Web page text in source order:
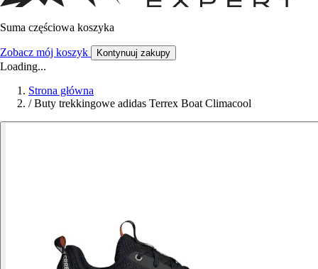
Suma częściowa koszyka
Zobacz mój koszyk Kontynuuj zakupy
Loading...
Strona główna
/ Buty trekkingowe adidas Terrex Boat Climacool